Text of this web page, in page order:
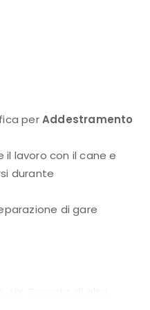
perAddestramento
lavoro con il cane e
durante
di gare